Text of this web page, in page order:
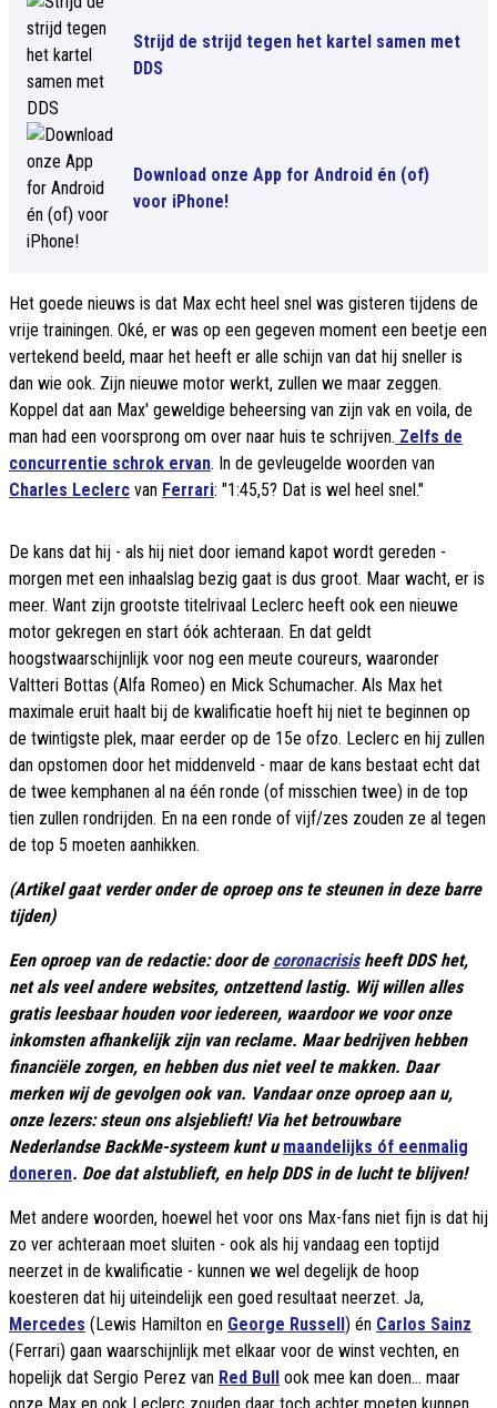
Strijd de strijd tegen het kartel samen met
DDS
Download onze App for Android én (of)
voor iPhone!
Het goede nieuws is dat Max echt heel snel was gisteren tijdens de
vrije trainingen. Oké, er was op een gegeven moment een beetje een
vertekend beeld, maar het heeft er alle schijn van dat hij sneller is
dan wie ook. Zijn nieuwe motor werkt, zullen we maar zeggen.
Koppel dat aan Max' geweldige beheersing van zijn vak en voila, de
man had een voorsprong om over naar huis te schrijven. Zelfs de
concurrentie schrok ervan. In de gevleugelde woorden van
Charles Leclerc van Ferrari: "1:45,5? Dat is wel heel snel."
De kans dat hij - als hij niet door iemand kapot wordt gereden -
morgen met een inhaalslag bezig gaat is dus groot. Maar wacht, er is
meer. Want zijn grootste titelrivaal Leclerc heeft ook een nieuwe
motor gekregen en start óók achteraan. En dat geldt
hoogstwaarschijnlijk voor nog een meute coureurs, waaronder
Valtteri Bottas (Alfa Romeo) en Mick Schumacher. Als Max het
maximale eruit haalt bij de kwalificatie hoeft hij niet te beginnen op
de twintigste plek, maar eerder op de 15e ofzo. Leclerc en hij zullen
dan opstomen door het middenveld - maar de kans bestaat echt dat
de twee kemphanen al na één ronde (of misschien twee) in de top
tien zullen rondrijden. En na een ronde of vijf/zes zouden ze al tegen
de top 5 moeten aanhikken.
(Artikel gaat verder onder de oproep ons te steunen in deze barre
tijden)
Een oproep van de redactie: door de coronacrisisheeft DDS het,
net als veel andere websites, ontzettend lastig. Wij willen alles
gratis leesbaar houden voor iedereen, waardoor we voor onze
inkomsten afhankelijk zijn van reclame. Maar bedrijven hebben
financiële zorgen, en hebben dus niet veel te makken. Daar
merken wij de gevolgen ook van. Vandaar onze oproep aan u,
onze lezers: steun ons alsjeblieft! Via het betrouwbare
Nederlandse BackMe-systeem kunt u maandelijks óf eenmalig
doneren. Doe dat alstublieft, en help DDS in de lucht te blijven!
Met andere woorden, hoewel het voor ons Max-fans niet fijn is dat hij
zo ver achteraan moet sluiten - ook als hij vandaag een toptijd
neerzet in de kwalificatie - kunnen we wel degelijk de hoop
koesteren dat hij uiteindelijk een goed resultaat neerzet. Ja,
Mercedes (Lewis Hamilton en George Russell ) én Carlos Sainz
(Ferrari) gaan waarschijnlijk met elkaar voor de winst vechten, en
hopelijk dat Sergio Perez van Red Bull
ook mee kan doen... maar